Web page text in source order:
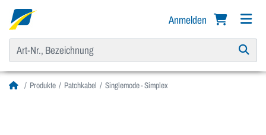
Anmelden
Produkte Patchkabel Singlemode - Simplex